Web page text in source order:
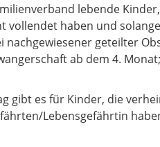
lebende
vollendet haben und
nachgewiesener geteilter
ab dem 4. Monat;
gibt es für Kinder, die
Lebensgefährtin